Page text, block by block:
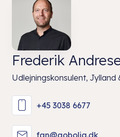
Frederik
Udlejningskonsulent, Jylland
+45 3038 6677
fan@gobolig.dk